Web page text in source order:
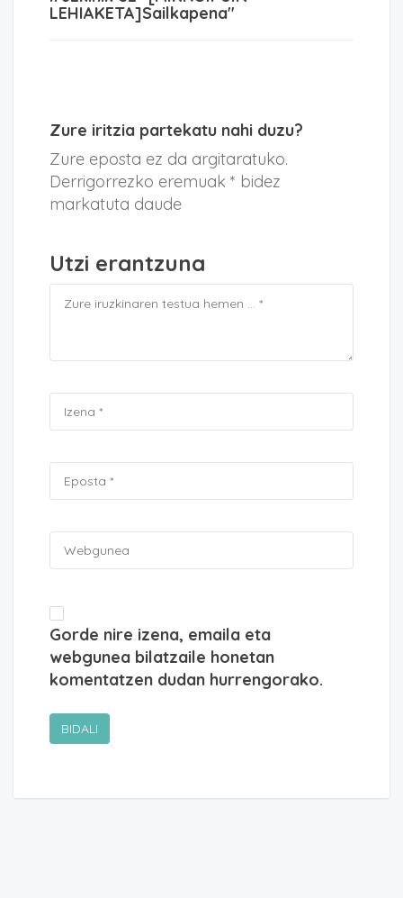
LEHIAKETA]Sailkapena"
Zure iritzia partekatu nahi duzu?
Zure eposta ez da argitaratuko.
Derrigorrezko eremuak * bidez
markatuta daude
Utzi erantzuna
Gorde nire izena, emaila eta
webgunea bilatzaile honetan
komentatzen dudan hurrengorako.